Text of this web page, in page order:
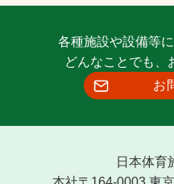
文字の見えづらさや
各種施設や設備等
どんなことでも、
お
日本体育